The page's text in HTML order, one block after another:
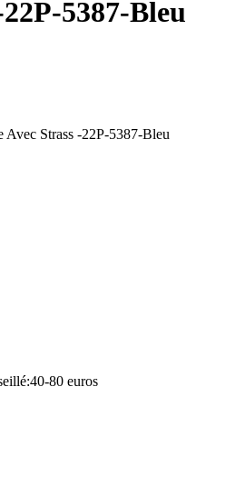
5387-Bleu
Avec Strass -22P-5387-Bleu
80 euros